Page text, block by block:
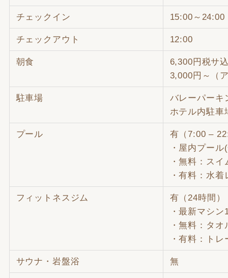
チェックイン 15:00～24:00
チェックアウト 12:00
朝食
6,300円税サ
3,000円～（
駐車場
バレーパーキ
ホテル内駐
プール
有（7:00 –
・屋内プー
・無料：ス
・有料：水
フィットネスジム
有（24時間）
・最新マシン
・無料：タ
・有料：ト
サウナ・岩盤浴 無